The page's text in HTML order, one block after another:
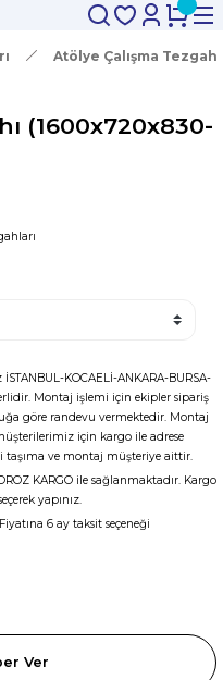
Atölye Çalışma
(1600x720x830-
KOCAELİ-ANKARA-BURSA-
Montaj işlemi için ekipler sipariş
göre randevu vermektedir. Montaj
için kargo ile adrese
taşıma ve montaj müşteriye aittir.
KARGO ile sağlanmaktadır. Kargo
yapınız.
6 ay taksit seçeneği
Ver